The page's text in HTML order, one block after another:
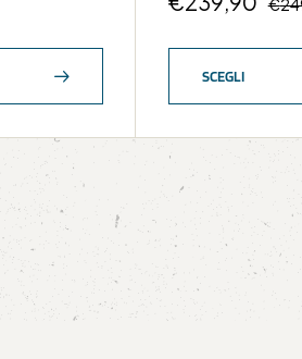
€
SCEGLI